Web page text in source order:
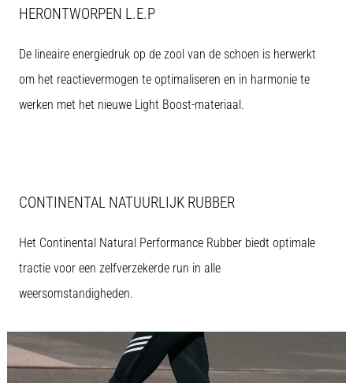
Toon
artikelen
HERONTWORPEN L.E.P
De lineaire energiedruk op de zool van de schoen is herwerkt
om het reactievermogen te optimaliseren en in harmonie te
werken met het nieuwe Light Boost-materiaal.
CONTINENTAL NATUURLIJK RUBBER
Het Continental Natural Performance Rubber biedt optimale
tractie voor een zelfverzekerde run in alle
weersomstandigheden.